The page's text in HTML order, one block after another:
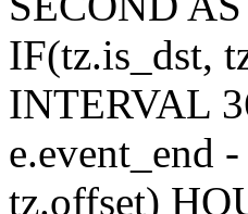
IF(tz.is_dst,
INTERVAL
e.event_end
tz.offset)